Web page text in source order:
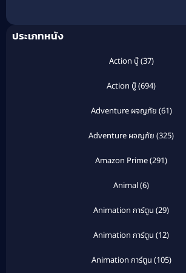
ใหม่ทั้งทีก็เป็นสไลม์ไปซะ
แห่งห้วงทะเลคราม
ประเภทหนัง
Action บู๊(37)
Action บู๊(694)
Adventure ผจญภัย (61)
Adventure ผจญภัย (325)
Amazon Prime(291)
Animal(6)
Animation การ์ตูน (29)
Animation การ์ตูน (12)
Animation การ์ตูน (105)